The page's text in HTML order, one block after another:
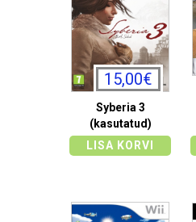
15,00€
Syberia 3
(kasutatud)
LISA KORVI